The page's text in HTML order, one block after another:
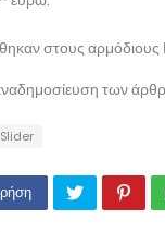
στους αρμόδιους
των
Slider